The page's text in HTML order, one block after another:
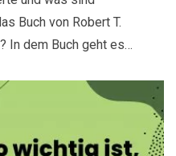
Buch von Robert T.
In dem Buch geht es…